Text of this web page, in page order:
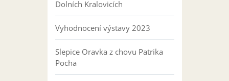
Dolních Kralovicích
Vyhodnocení výstavy 2023
Slepice Oravka z chovu Patrika
Pocha